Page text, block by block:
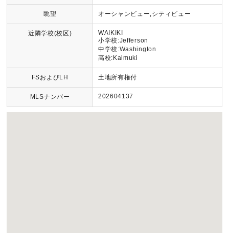
眺望 オーシャンビュー,シティビュー
近隣学校(校区)
WAIKIKI
小学校:Jefferson
中学校:Washington
高校:Kaimuki
FSおよびLH 土地所有権付
MLSナンバー 202604137